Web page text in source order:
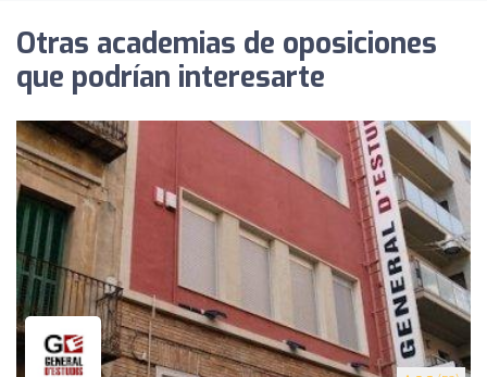
Otras academias de oposiciones
que podrían interesarte